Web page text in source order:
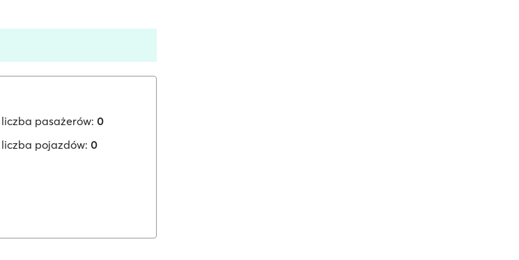
pasażerów: 0
pojazdów: 0